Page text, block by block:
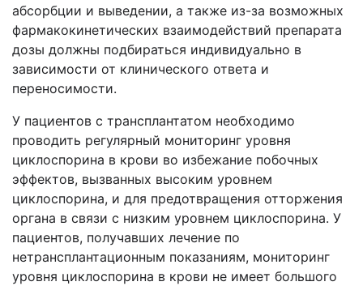
абсорбции и выведении, а также из-за возможных
фармакокинетических взаимодействий препарата
дозы должны подбираться индивидуально в
зависимости от клинического ответа и
переносимости.
У пациентов с трансплантатом необходимо
проводить регулярный мониторинг уровня
циклоспорина в крови во избежание побочных
эффектов, вызванных высоким уровнем
циклоспорина, и для предотвращения отторжения
органа в связи с низким уровнем циклоспорина. У
пациентов, получавших лечение по
нетрансплантационным показаниям, мониторинг
уровня циклоспорина в крови не имеет большого